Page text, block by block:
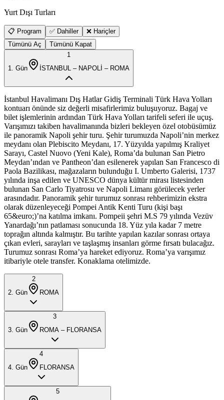
Yurt Dışı Turları
📋 Program ✅ Dahiller
❌ Hariçler
Tümünü Aç
Tümünü Kapat
1
1
. Gün İSTANBUL – NAPOLİ – ROMA
İstanbul Havalimanı Dış Hatlar Gidiş Terminali Türk Hava Yolları
kontuarı önünde siz değerli misafirlerimiz buluşuyoruz. Bagaj ve
bilet işlemlerinin ardından Türk Hava Yolları tarifeli seferi ile uçuş.
Varışımızı takiben havalimanında bizleri bekleyen özel otobüsümüz
ile panoramik Napoli şehir turu. Şehir turumuzda Napoli’nin merkez
meydanı olan Plebiscito Meydanı, 17. Yüzyılda yapılmış Kraliyet
Sarayı, Castel Nuovo (Yeni Kale), Roma’da bulunan San Pietro
Meydan’ından ve Pantheon’dan esilenerek yapılan San Francesco di
Paola Bazilikası, mağazaların bulunduğu I. Umberto Galerisi, 1737
yılında inşa edilen ve UNESCO dünya kültür mirası listesinden
bulunan San Carlo Tiyatrosu ve Napoli Limanı görülecek yerler
arasındadır. Panoramik şehir turumuz sonrası rehberimizin ekstra
olarak düzenleyeceği Pompei Antik Kenti Turu (kişi başı
65&euro;)’na katılma imkanı. Pompeii şehri M.S 79 yılında Vezüv
Yanardağı’nın patlaması sonucunda 18. Yüz yıla kadar 7 metre
toprağın altında kalmıştır. Bu tarihte yapılan kazılar sonrası ortaya
çıkan evleri, sarayları ve taşlaşmış insanları görme fırsatı bulacağız.
Turumuz sonrası Roma’ya hareket ediyoruz. Roma’ya varışımız
itibariyle otele transfer. Konaklama otelimizde.
2
2 . Gün ROMA
3
3 . Gün ROMA – FLORANSA
4
4 . Gün FLORANSA
5